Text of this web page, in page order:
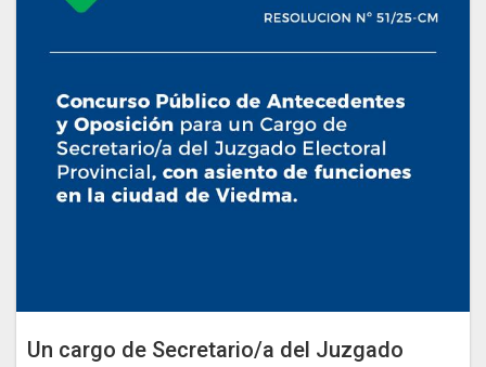
Un cargo de Secretario/a del Juzgado